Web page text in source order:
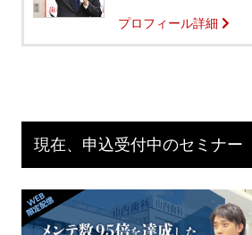
プロフィール詳細
現在、申込受付中のセミナー